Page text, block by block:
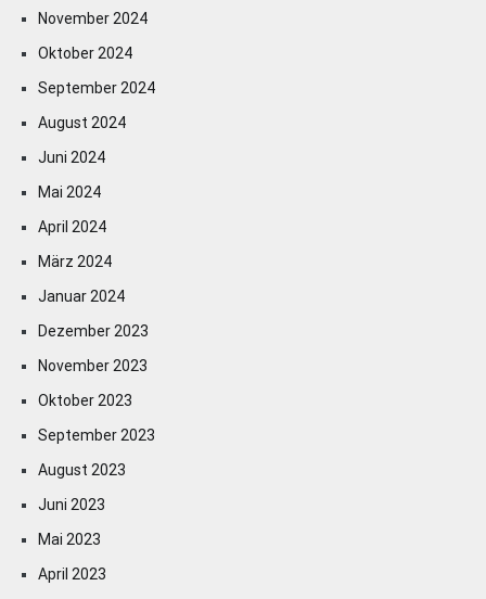
November 2024
Oktober 2024
September 2024
August 2024
Juni 2024
Mai 2024
April 2024
März 2024
Januar 2024
Dezember 2023
November 2023
Oktober 2023
September 2023
August 2023
Juni 2023
Mai 2023
April 2023